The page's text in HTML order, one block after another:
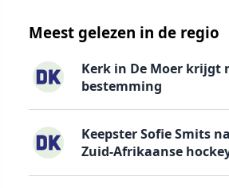
Meest gelezen in de regio
Kerk in De Moer krijgt
bestemming
Keepster Sofie Smits
Zuid-Afrikaanse